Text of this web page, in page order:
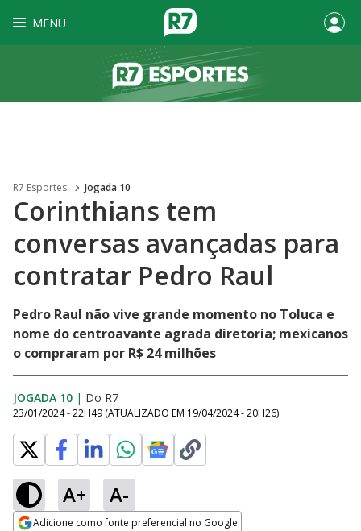
MENU
R7 Esportes Jogada 10
Corinthians tem
conversas avançadas para
contratar Pedro Raul
Pedro Raul não vive grande momento no Toluca e
nome do centroavante agrada diretoria; mexicanos
o compraram por R$ 24 milhões
JOGADA 10 | Do R7
23/01/2024 - 22H49 (ATUALIZADO EM 19/04/2024 - 20H26)
A+ A-
Adicione como fonte preferencial no Google